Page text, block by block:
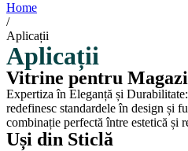
Home
/
Aplicații
Aplicații
Vitrine pentru
Expertiza în Eleganță și
redefinesc standardele în design și
combinație perfectă între estetică și
Uși din Sticlă